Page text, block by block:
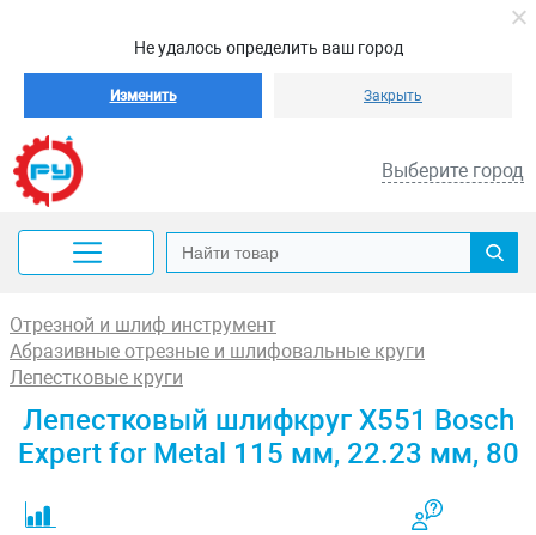
Не удалось определить ваш город
Изменить Закрыть
Выберите город
Отрезной и шлиф инструмент
Абразивные отрезные и шлифовальные круги
Лепестковые круги
Лепестковый шлифкруг X551 Bosch
Expert for Metal 115 мм, 22.23 мм, 80